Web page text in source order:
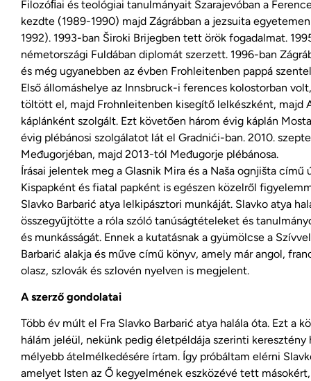
Filozóﬁai és teológiai tanulmányait Szarajevóban a
kezdte (1989-1990) majd Zágrábban a jezsuita
1992). 1993-ban Široki Brijegben tett örök fogadalmat.
németországi Fuldában diplomát szerzett. 1996-ban
és még ugyanebben az évben Frohleitenben pappá
Első állomáshelye az Innsbruck-i ferences kolostorban
töltött el, majd Frohnleitenben kisegítő lelkészként, majd
káplánként szolgált. Ezt követően három évig káplán
évig plébánosi szolgálatot lát el Gradnići-ban. 2010.
Međugorjéban, majd 2013-tól Međugorje plébánosa.
Írásai jelentek meg a Glasnik Mira és a Naša ognjišta című
Kispapként és fiatal papként is egészen közelről
Slavko Barbarić atya lelkipásztori munkáját. Slavko atya
összegyűjtötte a róla szóló tanúságtételeket és
és munkásságát. Ennek a kutatásnak a gyümölcse a
Barbarić alakja és műve című könyv, amely már angol,
olasz, szlovák és szlovén nyelven is megjelent.
A szerző gondolatai
Több év múlt el Fra Slavko Barbarić atya halála óta. Ezt a
hálám jeléül, nekünk pedig életpéldája szerinti keresztény
mélyebb átelmélkedésére írtam. Így próbáltam elérni
amelyet Isten az Ő kegyelmének eszközévé tett